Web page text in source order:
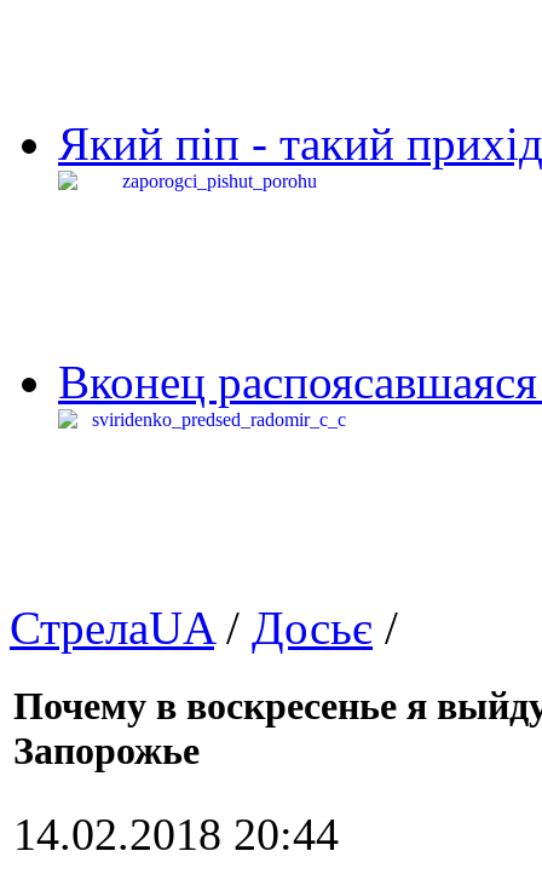
Який піп - такий
Вконец
СтрелаUA/ Досьє /
Почему в воскресенье я
Запорожье
14.02.2018 20:44